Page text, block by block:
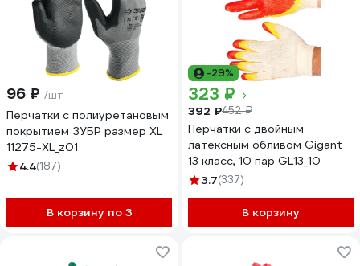
96 ₽ /шт
Перчатки с полиуретановым
покрытием ЗУБР размер XL
11275-XL_z01
4.4(187)
В корзину по 3
-29%
323 ₽
392 ₽452 ₽
Перчатки с двойным
латексным обливом Gigant
13 класс, 10 пар GL13_10
3.7(337)
В корзину